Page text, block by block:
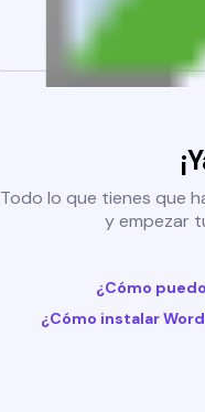
Todo lo que tienes que
y empezar
¿Cómo
¿Cómo instalar